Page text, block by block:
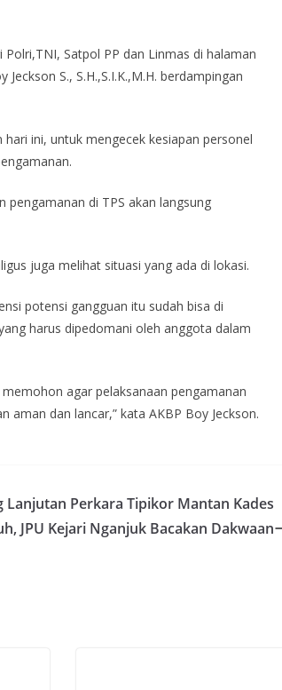
Satpol PP dan Linmas di halaman
S., S.H.,S.I.K.,M.H. berdampingan
ini, untuk mengecek kesiapan personel
pengamanan di TPS akan langsung
juga melihat situasi yang ada di lokasi.
potensi gangguan itu sudah bisa di
harus dipedomani oleh anggota dalam
agar pelaksanaan pengamanan
aman dan lancar,” kata AKBP Boy Jeckson.
Lanjutan Perkara Tipikor Mantan Kades
JPU Kejari Nganjuk Bacakan Dakwaan